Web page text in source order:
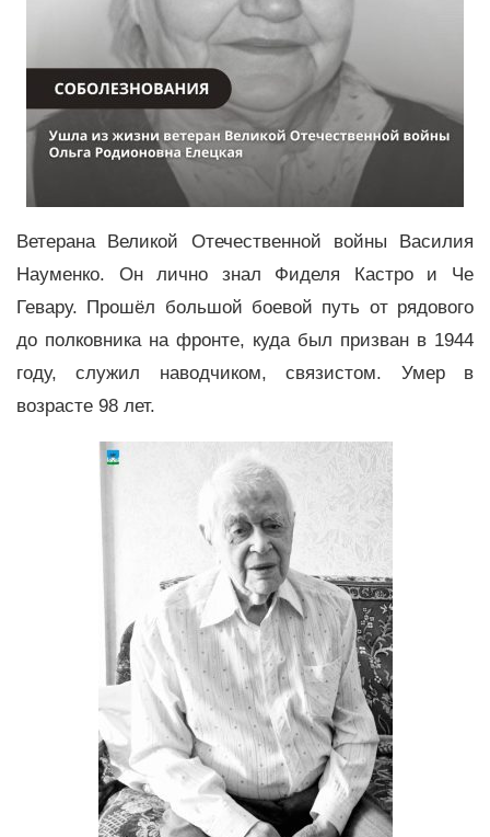
Ветерана Великой Отечественной войны Василия
Науменко. Он лично знал Фиделя Кастро и Че
Гевару. Прошёл большой боевой путь от рядового
до полковника на фронте, куда был призван в 1944
году, служил наводчиком, связистом. Умер в
возрасте 98 лет.